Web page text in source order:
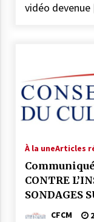
vidéo
À la uneArticles
Communiqué
CONTRE
SONDAGES
FRANCE
CFCM